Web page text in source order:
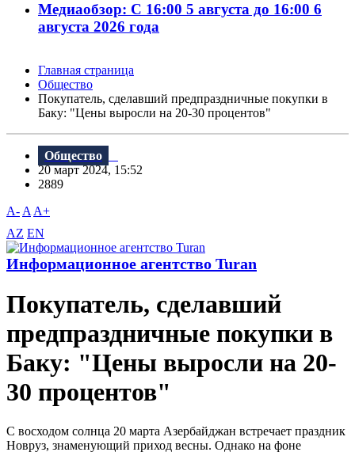
Медиаобзор: С 16:00 5 августа до 16:00 6
августа 2026 года
Главная страница
Общество
Покупатель, сделавший предпраздничные покупки в
Баку: "Цены выросли на 20-30 процентов"
Общество
20 март 2024, 15:52
2889
A- A A+
AZ EN
Информационное агентство Turan
Покупатель, сделавший
предпраздничные покупки в
Баку: "Цены выросли на 20-
30 процентов"
С восходом солнца 20 марта Азербайджан встречает праздник
Новруз, знаменующий приход весны. Однако на фоне